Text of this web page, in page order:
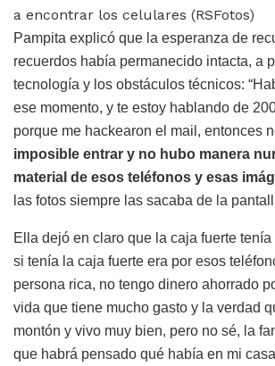
a encontrar los celulares (RSFotos)
Pampita explicó que la esperanza de
recuerdos había permanecido intacta, a
tecnología y los obstáculos técnicos:
ese momento, y te estoy hablando de
porque me hackearon el mail, entonces
imposible entrar y no hubo manera
material de esos teléfonos y esas
las fotos siempre las sacaba de la
Ella dejó en claro que la caja fuerte tenía
si tenía la caja fuerte era por esos
persona rica, no tengo dinero ahorrado
vida que tiene mucho gasto y la verdad
montón y vivo muy bien, pero no sé, la
que habrá pensado qué había en mi